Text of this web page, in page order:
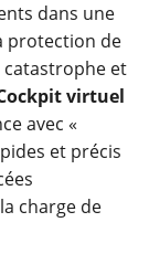
dans une
protection de
catastrophe et
virtuel
avec «
et précis
charge de